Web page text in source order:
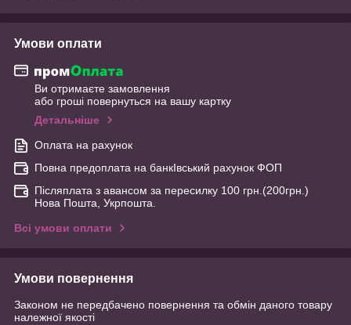
Умови оплати
Ви отримаєте замовлення
або гроші повернуться на вашу картку
Детальніше
Оплата на рахунок
Повна предоплата на банкІвський рахунок ФОП
Післяплата з авансом за пересилку 100 грн.(200грн.)
Нова Пошта, Укрпошта.
Всі умови оплати
Умови повернення
Законом не передбачено повернення та обмін даного товару
належної якості